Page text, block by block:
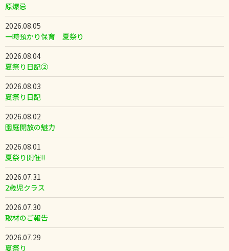
原爆忌
2026.08.05
一時預かり保育 夏祭り
2026.08.04
夏祭り日記②
2026.08.03
夏祭り日記
2026.08.02
園庭開放の魅力
2026.08.01
夏祭り開催!!
2026.07.31
2歳児クラス
2026.07.30
取材のご報告
2026.07.29
夏祭り